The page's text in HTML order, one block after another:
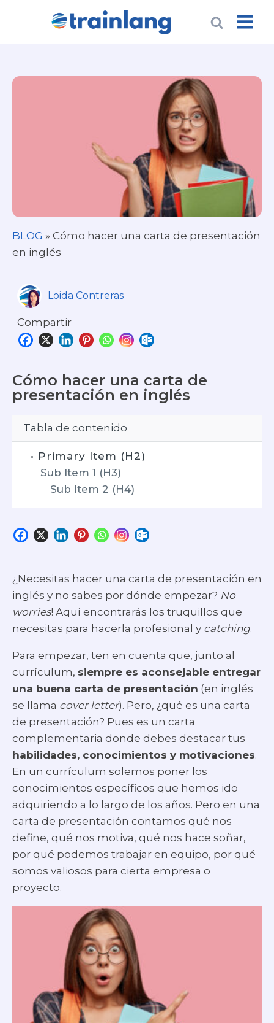
BLOG » Cómo hacer una carta de presentación
en inglés
Loida Contreras
Compartir
Cómo hacer una carta de
presentación en inglés
Tabla de contenido
• Primary Item (H2)
Sub Item 1 (H3)
Sub Item 2 (H4)
¿Necesitas hacer una carta de presentación en
inglés y no sabes por dónde empezar? No
worries! Aquí encontrarás los truquillos que
necesitas para hacerla profesional y catching.
Para empezar, ten en cuenta que, junto al
currículum, siempre es aconsejable entregar
una buena carta de presentación (en inglés
se llama cover letter). Pero, ¿qué es una carta
de presentación? Pues es un carta
complementaria donde debes destacar tus
habilidades, conocimientos y motivaciones.
En un currículum solemos poner los
conocimientos específicos que hemos ido
adquiriendo a lo largo de los años. Pero en una
carta de presentación contamos qué nos
define, qué nos motiva, qué nos hace soñar,
por qué podemos trabajar en equipo, por qué
somos valiosos para cierta empresa o
proyecto.